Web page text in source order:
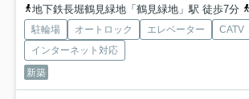
地下鉄長堀鶴見緑地「鶴見緑地」駅 徒歩7分
駐輪場 オートロック エレベーター CATV
インターネット対応
新築